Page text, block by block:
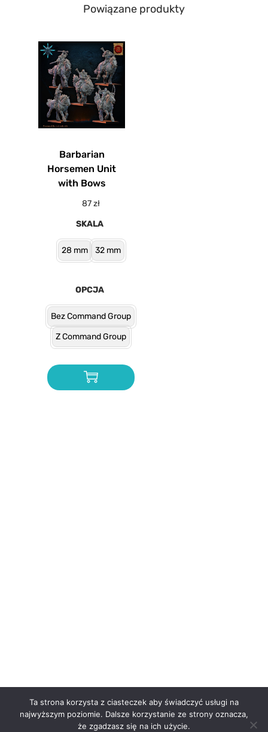
Powiązane produkty
Barbarian
Horsemen Unit
with Bows
87zł
SKALA
28 mm 32 mm
OPCJA
Bez Command Group
Z Command Group
Ta strona korzysta z ciasteczek aby świadczyć usługi na
najwyższym poziomie. Dalsze korzystanie ze strony oznacza,
że zgadzasz się na ich użycie.